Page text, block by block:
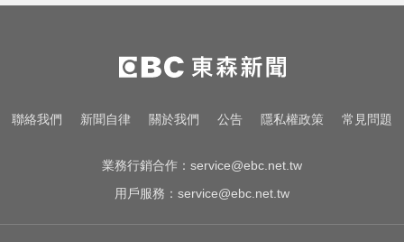
下半身重創身亡
停更1個月全面復工！蔡阿嘎甩抄襲
爭議「開拍新企劃」二伯IG也更新
白海豚來襲又有「颱風整備假」？
聯絡我們 新聞自律 關於我們 公告 隱私權政策 常見問題
業務行銷合作： service@ebc.net.tw
用戶服務： service@ebc.net.tw